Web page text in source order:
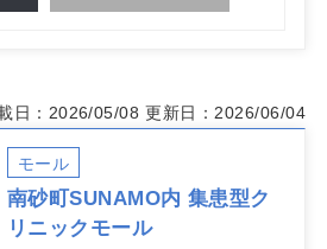
日：2026/05/08 更新日：2026/06/04
モール
南砂町SUNAMO内 集患型ク
リニックモール